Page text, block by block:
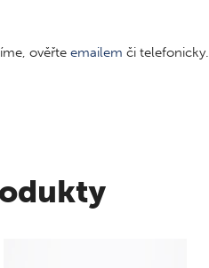
ověřte emailem či telefonicky.